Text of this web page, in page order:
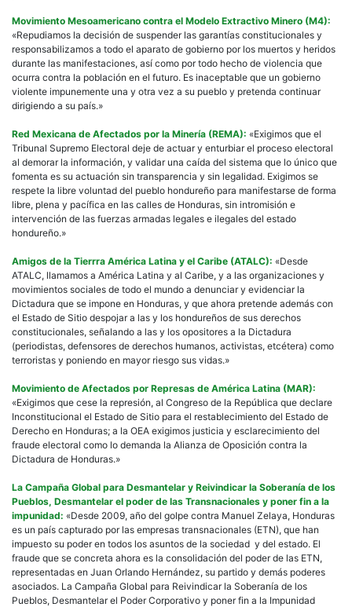
Movimiento Mesoamericano contra el Modelo Extractivo Minero (M4):
«Repudiamos la decisión de suspender las garantías constitucionales y
responsabilizamos a todo el aparato de gobierno por los muertos y heridos
durante las manifestaciones, así como por todo hecho de violencia que
ocurra contra la población en el futuro. Es inaceptable que un gobierno
violente impunemente una y otra vez a su pueblo y pretenda continuar
dirigiendo a su país.»
Red Mexicana de Afectados por la Minería (REMA): «Exigimos que el
Tribunal Supremo Electoral deje de actuar y enturbiar el proceso electoral
al demorar la información, y validar una caída del sistema que lo único que
fomenta es su actuación sin transparencia y sin legalidad. Exigimos se
respete la libre voluntad del pueblo hondureño para manifestarse de forma
libre, plena y pacífica en las calles de Honduras, sin intromisión e
intervención de las fuerzas armadas legales e ilegales del estado
hondureño.»
Amigos de la Tierrra América Latina y el Caribe (ATALC): «Desde
ATALC, llamamos a América Latina y al Caribe, y a las organizaciones y
movimientos sociales de todo el mundo a denunciar y evidenciar la
Dictadura que se impone en Honduras, y que ahora pretende además con
el Estado de Sitio despojar a las y los hondureños de sus derechos
constitucionales, señalando a las y los opositores a la Dictadura
(periodistas, defensores de derechos humanos, activistas, etcétera) como
terroristas y poniendo en mayor riesgo sus vidas.»
Movimiento de Afectados por Represas de América Latina (MAR):
«Exigimos que cese la represión, al Congreso de la República que declare
Inconstitucional el Estado de Sitio para el restablecimiento del Estado de
Derecho en Honduras; a la OEA exigimos justicia y esclarecimiento del
fraude electoral como lo demanda la Alianza de Oposición contra la
Dictadura de Honduras.»
La Campaña Global para Desmantelar y Reivindicar la Soberanía de los
Pueblos, Desmantelar el poder de las Transnacionales y poner fin a la
impunidad: «Desde 2009, año del golpe contra Manuel Zelaya, Honduras
es un país capturado por las empresas transnacionales (ETN), que han
impuesto su poder en todos los asuntos de la sociedad y del estado. El
fraude que se concreta ahora es la consolidación del poder de las ETN,
representadas en Juan Orlando Hernández, su partido y demás poderes
asociados. La Campaña Global para Reivindicar la Soberanía de los
Pueblos, Desmantelar el Poder Corporativo y poner fin a la Impunidad